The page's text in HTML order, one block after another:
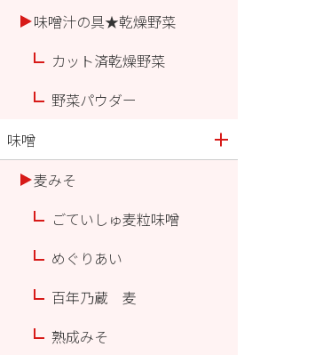
味噌汁の具★乾燥野菜
カット済乾燥野菜
野菜パウダー
味噌
麦みそ
ごていしゅ麦粒味噌
めぐりあい
百年乃蔵 麦
熟成みそ